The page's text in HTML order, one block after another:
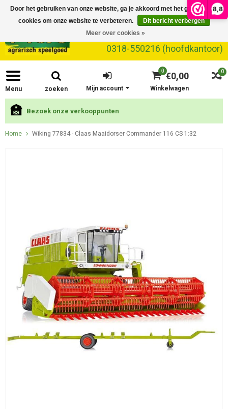
8,8
0318-550216 (hoofdkantoor)
Menu zoeken
0
0 €0,00
Winkelwagen
Mijn account
Bezoek onze verkooppunten
Home Wiking 77834 - Claas Maaidorser Commander 116 CS 1:32
Door het gebruiken van onze website, ga je akkoord met het gebruik van
cookies om onze website te verbeteren.
Dit bericht verbergen
Meer over cookies »